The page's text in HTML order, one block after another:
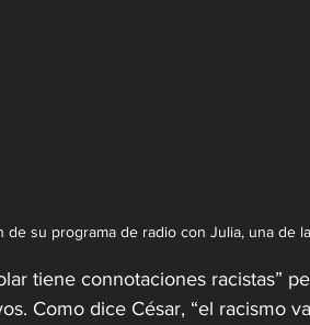
de su programa de radio con Julia, una de
tiene connotaciones racistas”
Como dice César, “el racismo